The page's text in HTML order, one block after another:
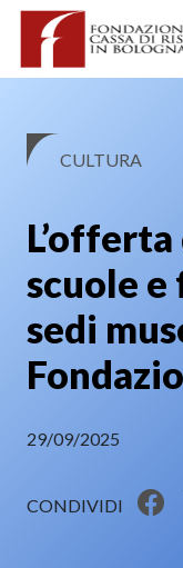
Skip
CULTURA
scuole
sedi
29/09/2025
CONDIVIDI